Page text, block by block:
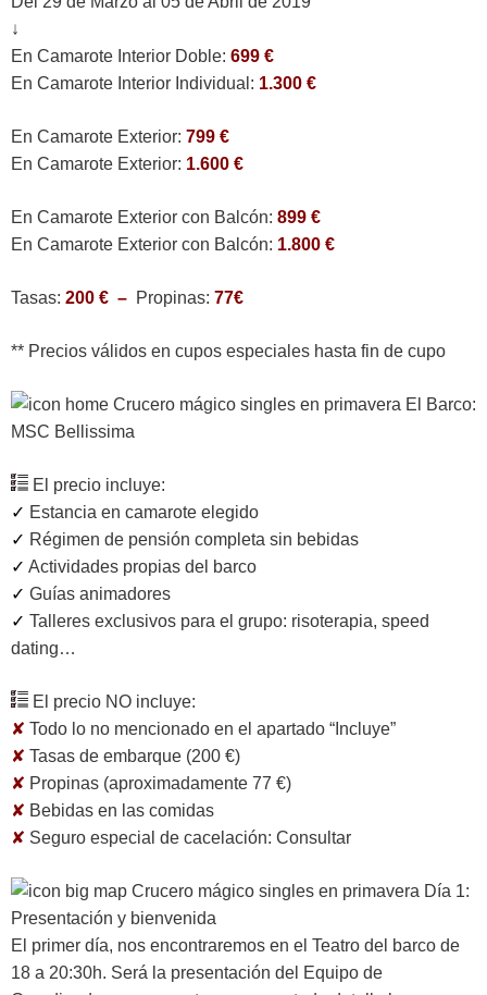
↓
En Camarote Interior Doble: 699 €
En Camarote Interior Individual: 1.300 €
En Camarote Exterior: 799 €
En Camarote Exterior: 1.600 €
En Camarote Exterior con Balcón: 899 €
En Camarote Exterior con Balcón: 1.800 €
Tasas: 200 € – Propinas: 77€
** Precios válidos en cupos especiales hasta fin de cupo
El Barco:
MSC Bellissima
El precio incluye:
✓ Estancia en camarote elegido
✓ Régimen de pensión completa sin bebidas
✓ Actividades propias del barco
✓ Guías animadores
✓ Talleres exclusivos para el grupo: risoterapia, speed
dating…
El precio NO incluye:
✘ Todo lo no mencionado en el apartado “Incluye”
✘ Tasas de embarque (200 €)
✘ Propinas (aproximadamente 77 €)
✘ Bebidas en las comidas
✘ Seguro especial de cacelación: Consultar
Día 1:
Presentación y bienvenida
El primer día, nos encontraremos en el Teatro del barco de
18 a 20:30h. Será la presentación del Equipo de